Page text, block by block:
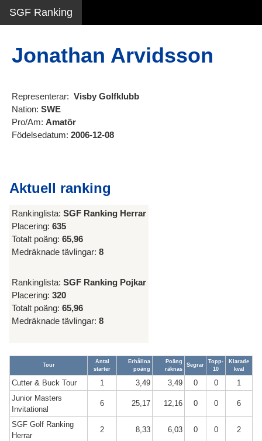
SGF Ranking
Jonathan Arvidsson
Representerar: Visby Golfklubb
Nation: SWE
Pro/Am: Amatör
Födelsedatum: 2006-12-08
Aktuell ranking
Rankinglista: SGF Ranking Herrar
Placering: 635
Totalt poäng: 65,96
Medräknade tävlingar: 8
Rankinglista: SGF Ranking Pojkar
Placering: 320
Totalt poäng: 65,96
Medräknade tävlingar: 8
Tour
Antal
starter
Erhållna
poäng
Poäng
räknas
Segrar
Topp-
10
Klarade
kval
Cutter & Buck Tour 1 3,49 3,49 0 0
1
Junior Masters
Invitational
6 25,17 12,16 0 0 6
SGF Golf Ranking
Herrar
2 8,33 6,03 0 0 2